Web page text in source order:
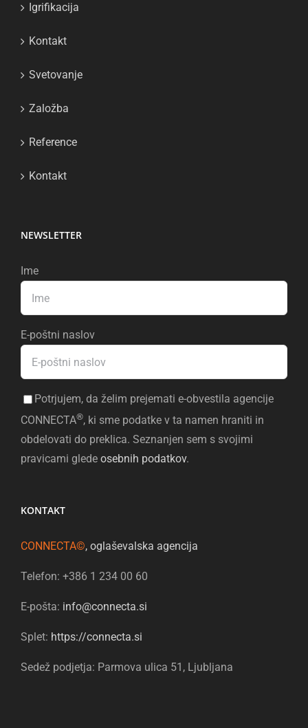
Igrifikacija
Kontakt
Svetovanje
Založba
Reference
Kontakt
NEWSLETTER
Ime
E-poštni naslov
Potrjujem, da želim prejemati e-obvestila agencije
CONNECTA®, ki sme podatke v ta namen hraniti in
obdelovati do preklica. Seznanjen sem s svojimi
pravicami glede osebnih podatkov.
KONTAKT
CONNECTA©, oglaševalska agencija
Telefon: +386 1 234 00 60
E-pošta: info@connecta.si
Splet: https://connecta.si
Sedež podjetja: Parmova ulica 51, Ljubljana